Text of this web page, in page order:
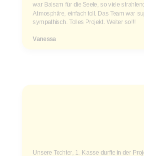
war Balsam für die Seele, so viele
Atmosphäre, einfach toll. Das Team war
sympathisch. Tolles Projekt. Weiter so!!!
Vanessa
Unsere Tochter, 1. Klasse durfte in der